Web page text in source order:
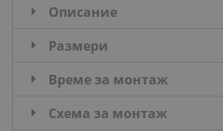
Описание
Размери
Време за монтаж
Схема за монтаж